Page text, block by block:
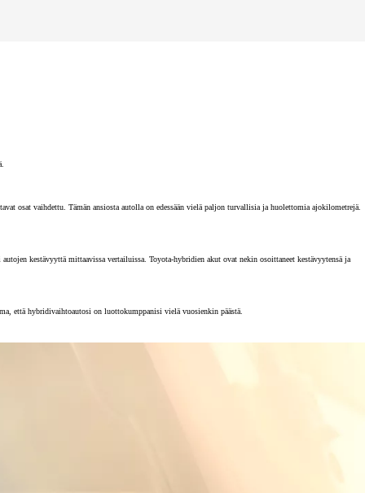
osat vaihdettu. Tämän ansiosta autolla on edessään vielä paljon turvallisia ja huolettomia ajokilometrejä.
kestävyyttä mittaavissa vertailuissa. Toyota-hybridien akut ovat nekin osoittaneet kestävyytensä ja
että hybridivaihtoautosi on luottokumppanisi vielä vuosienkin päästä.